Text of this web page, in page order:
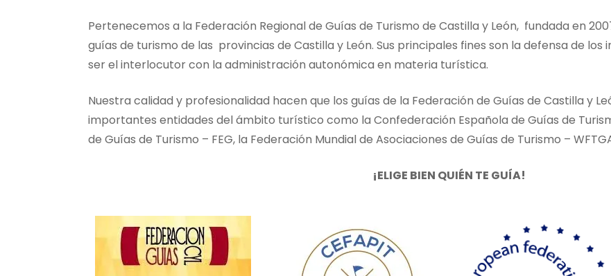
Pertenecemos a la Federación Regional de Guías de Turismo de Castilla y León, fundada en
guías de turismo de las provincias de Castilla y León. Sus principales fines son la defensa de los
ser el interlocutor con la administración autonómica en materia turística.
Nuestra calidad y profesionalidad hacen que los guías de la Federación de Guías de Castilla y
importantes entidades del ámbito turístico como la Confederación Española de Guías de
de Guías de Turismo – FEG, la Federación Mundial de Asociaciones de Guías de Turismo –
¡ELIGE BIEN QUIÉN TE GUÍA!